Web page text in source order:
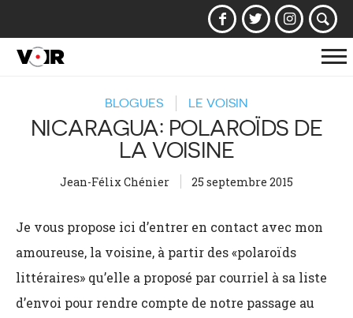
BLOGUES LE VOISIN
NICARAGUA: POLAROÏDS DE
LA VOISINE
Jean-Félix Chénier 25 septembre 2015
Je vous propose ici d’entrer en contact avec mon
amoureuse, la voisine, à partir des «polaroïds
littéraires» qu’elle a proposé par courriel à sa liste
d’envoi pour rendre compte de notre passage au